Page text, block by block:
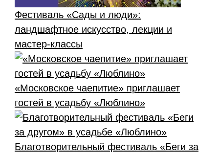
Фестиваль «Сады и люди»:
ландшафтное искусство, лекции и
мастер-классы
«Московское чаепитие» приглашает
гостей в усадьбу «Люблино»
Благотворительный фестиваль «Беги за